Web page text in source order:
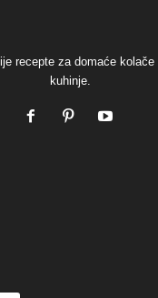
recepte za domaće
kuhinje.